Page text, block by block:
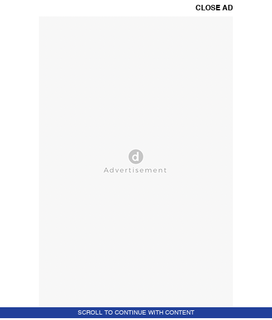
CLOSE AD
SCROLL TO CONTINUE WITH CONTENT